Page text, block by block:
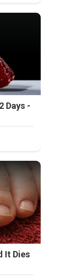
Days -
It Dies